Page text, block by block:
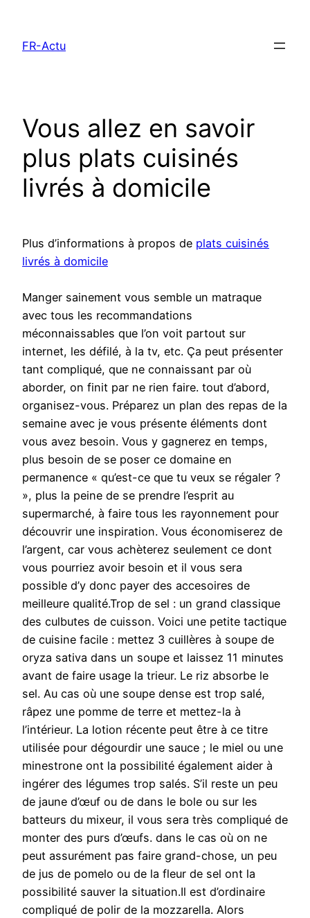
contenu
FR-Actu
Vous allez en savoir
plus plats cuisinés
livrés à domicile
Plus d’informations à propos de plats cuisinés
livrés à domicile
Manger sainement vous semble un matraque
avec tous les recommandations
méconnaissables que l’on voit partout sur
internet, les défilé, à la tv, etc. Ça peut présenter
tant compliqué, que ne connaissant par où
aborder, on finit par ne rien faire. tout d’abord,
organisez-vous. Préparez un plan des repas de la
semaine avec je vous présente éléments dont
vous avez besoin. Vous y gagnerez en temps,
plus besoin de se poser ce domaine en
permanence « qu’est-ce que tu veux se régaler ?
», plus la peine de se prendre l’esprit au
supermarché, à faire tous les rayonnement pour
découvrir une inspiration. Vous économiserez de
l’argent, car vous achèterez seulement ce dont
vous pourriez avoir besoin et il vous sera
possible d’y donc payer des accesoires de
meilleure qualité.Trop de sel : un grand classique
des culbutes de cuisson. Voici une petite tactique
de cuisine facile : mettez 3 cuillères à soupe de
oryza sativa dans un soupe et laissez 11 minutes
avant de faire usage la trieur. Le riz absorbe le
sel. Au cas où une soupe dense est trop salé,
râpez une pomme de terre et mettez-la à
l’intérieur. La lotion récente peut être à ce titre
utilisée pour dégourdir une sauce ; le miel ou une
minestrone ont la possibilité également aider à
ingérer des légumes trop salés. S’il reste un peu
de jaune d’œuf ou de dans le bole ou sur les
batteurs du mixeur, il vous sera très compliqué de
monter des purs d’œufs. dans le cas où on ne
peut assurément pas faire grand-chose, un peu
de jus de pomelo ou de la fleur de sel ont la
possibilité sauver la situation.Il est d’ordinaire
compliqué de polir de la mozzarella. Alors